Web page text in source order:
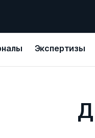
Экспертизы
Д